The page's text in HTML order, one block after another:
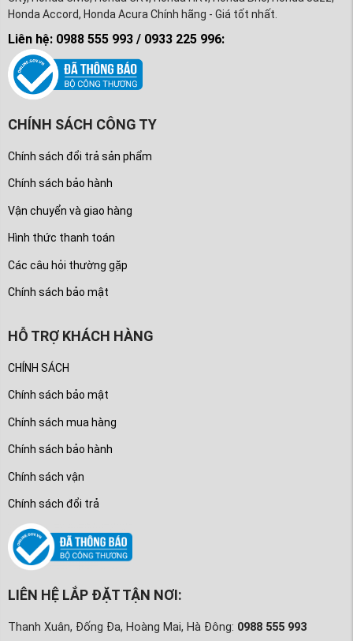
Honda Accord, Honda Acura Chính hãng - Giá tốt nhất.
Liên hệ: 0988 555 993 / 0933 225 996:
CHÍNH SÁCH CÔNG TY
Chính sách đổi trả sản phẩm
Chính sách bảo hành
Vận chuyển và giao hàng
Hình thức thanh toán
Các câu hỏi thường gặp
Chính sách bảo mật
HỖ TRỢ KHÁCH HÀNG
CHÍNH SÁCH
Chính sách bảo mật
Chính sách mua hàng
Chính sách bảo hành
Chính sách vận
Chính sách đổi trả
LIÊN HỆ LẮP ĐẶT TẬN NƠI:
Thanh Xuân, Đống Đa, Hoàng Mai, Hà Đông: 0988 555 993